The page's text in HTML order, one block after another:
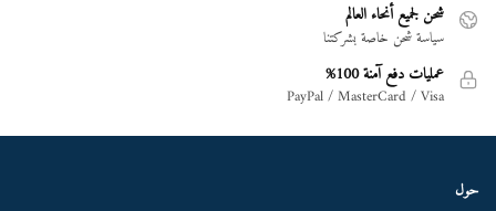
شحن لجميع أنحاء العالم
سياسة شحن خاصة بشركتنا
عمليات دفع آمنة 100%
PayPal / MasterCard / Visa
حول